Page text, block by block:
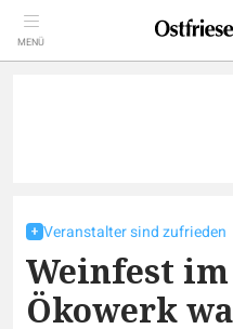
MENÜ
Veranstalter sind zufrieden
Weinfest
Ökowerk